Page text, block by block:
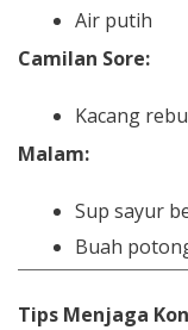
Air putih
Camilan Sore:
Kacang
Malam:
Sup sayur
Buah
Tips Menjaga